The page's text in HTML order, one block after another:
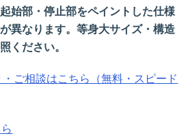
始部・停止部をペイントした仕様
異なります。等身大サイズ・構造
ください。
ご相談はこちら（無料・スピード